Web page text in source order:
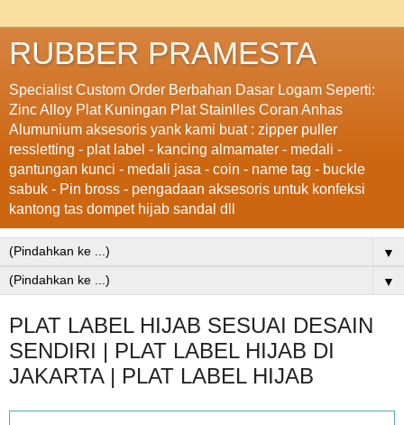
RUBBER PRAMESTA
Specialist Custom Order Berbahan Dasar Logam Seperti:
Zinc Alloy Plat Kuningan Plat Stainlles Coran Anhas
Alumunium aksesoris yank kami buat : zipper puller
ressletting - plat label - kancing almamater - medali -
gantungan kunci - medali jasa - coin - name tag - buckle
sabuk - Pin bross - pengadaan aksesoris untuk konfeksi
kantong tas dompet hijab sandal dll
▼
▼
PLAT LABEL HIJAB SESUAI DESAIN
SENDIRI | PLAT LABEL HIJAB DI
JAKARTA | PLAT LABEL HIJAB